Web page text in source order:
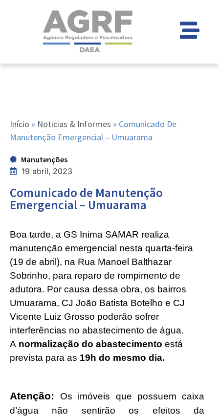
Início » Noticias & Informes » Comunicado De
Manutenção Emergencial – Umuarama
Manutenções
19 abril, 2023
Comunicado de Manutenção
Emergencial – Umuarama
Boa tarde, a GS Inima SAMAR realiza
manutenção emergencial nesta quarta-feira
(19 de abril), na Rua Manoel Balthazar
Sobrinho, para reparo de rompimento de
adutora. Por causa dessa obra, os bairros
Umuarama, CJ João Batista Botelho e CJ
Vicente Luiz Grosso poderão sofrer
interferências no abastecimento de água.
A normalização do abastecimento está
prevista para as 19h do mesmo dia.
Atenção:
Os imóveis que possuem caixa
d’água não sentirão os efeitos da